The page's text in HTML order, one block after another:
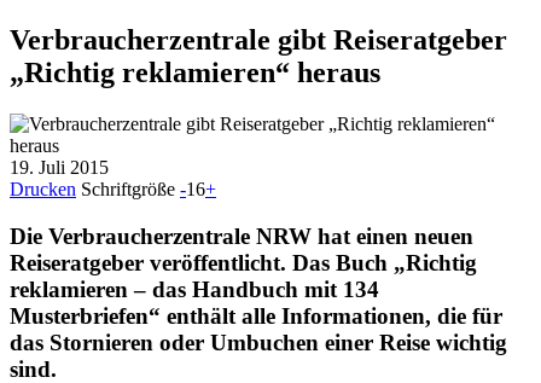
Verbraucherzentrale gibt Reiseratgeber
„Richtig reklamieren“ heraus
19. Juli 2015
Drucken Schriftgröße -16+
Die Verbraucherzentrale NRW hat einen neuen
Reiseratgeber veröffentlicht. Das Buch „Richtig
reklamieren – das Handbuch mit 134
Musterbriefen“ enthält alle Informationen, die für
das Stornieren oder Umbuchen einer Reise wichtig
sind.